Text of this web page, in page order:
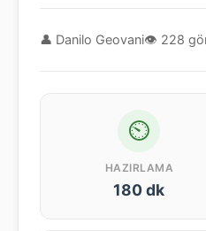
👤 Danilo Geovani👁 228
⏲
HAZIRLAMA
180 dk